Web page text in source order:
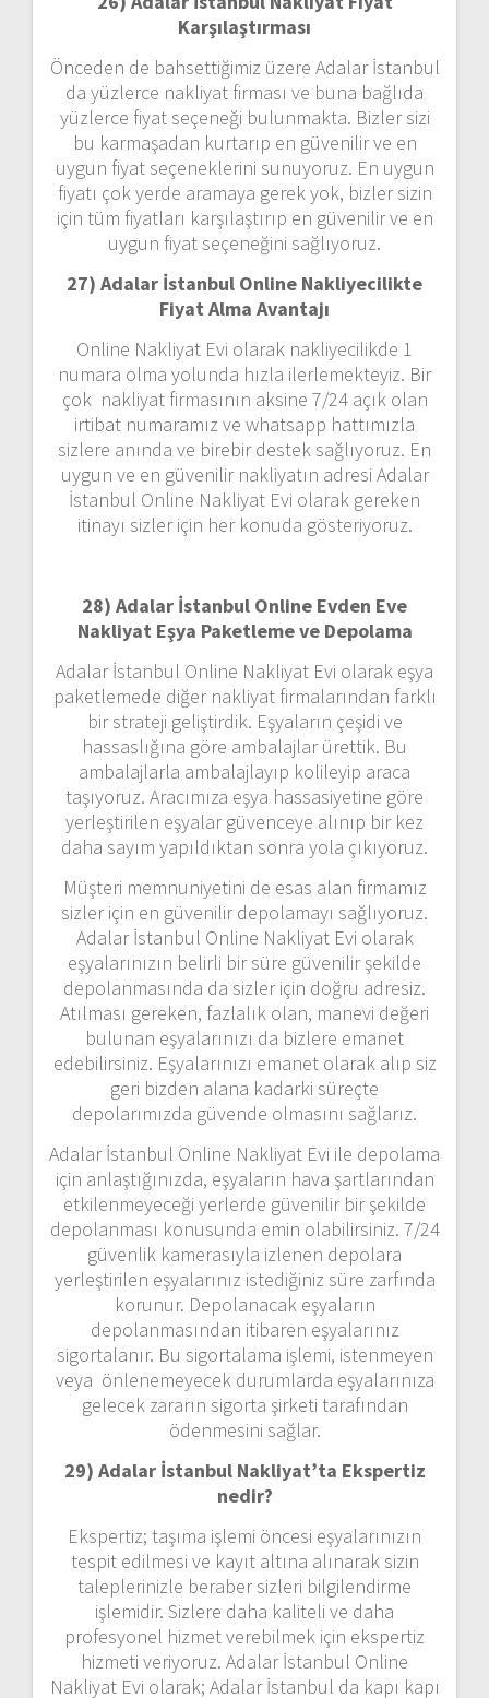
Karşılaştırması
Önceden de bahsettiğimiz üzere Adalar İstanbul
da yüzlerce nakliyat firması ve buna bağlıda
yüzlerce fiyat seçeneği bulunmakta. Bizler sizi
bu karmaşadan kurtarıp en güvenilir ve en
uygun fiyat seçeneklerini sunuyoruz. En uygun
fiyatı çok yerde aramaya gerek yok, bizler sizin
için tüm fiyatları karşılaştırıp en güvenilir ve en
uygun fiyat seçeneğini sağlıyoruz.
27) Adalar İstanbul Online Nakliyecilikte
Fiyat Alma Avantajı
Online Nakliyat Evi olarak nakliyecilikde 1
numara olma yolunda hızla ilerlemekteyiz. Bir
çok nakliyat firmasının aksine 7/24 açık olan
irtibat numaramız ve whatsapp hattımızla
sizlere anında ve birebir destek sağlıyoruz. En
uygun ve en güvenilir nakliyatın adresi Adalar
İstanbul Online Nakliyat Evi olarak gereken
itinayı sizler için her konuda gösteriyoruz.
28) Adalar İstanbul Online Evden Eve
Nakliyat Eşya Paketleme ve Depolama
Adalar İstanbul Online Nakliyat Evi olarak eşya
paketlemede diğer nakliyat firmalarından farklı
bir strateji geliştirdik. Eşyaların çeşidi ve
hassaslığına göre ambalajlar ürettik. Bu
ambalajlarla ambalajlayıp kolileyip araca
taşıyoruz. Aracımıza eşya hassasiyetine göre
yerleştirilen eşyalar güvenceye alınıp bir kez
daha sayım yapıldıktan sonra yola çıkıyoruz.
Müşteri memnuniyetini de esas alan firmamız
sizler için en güvenilir depolamayı sağlıyoruz.
Adalar İstanbul Online Nakliyat Evi olarak
eşyalarınızın belirli bir süre güvenilir şekilde
depolanmasında da sizler için doğru adresiz.
Atılması gereken, fazlalık olan, manevi değeri
bulunan eşyalarınızı da bizlere emanet
edebilirsiniz. Eşyalarınızı emanet olarak alıp siz
geri bizden alana kadarki süreçte
depolarımızda güvende olmasını sağlarız.
Adalar İstanbul Online Nakliyat Evi ile depolama
için anlaştığınızda, eşyaların hava şartlarından
etkilenmeyeceği yerlerde güvenilir bir şekilde
depolanması konusunda emin olabilirsiniz. 7/24
güvenlik kamerasıyla izlenen depolara
yerleştirilen eşyalarınız istediğiniz süre zarfında
korunur. Depolanacak eşyaların
depolanmasından itibaren eşyalarınız
sigortalanır. Bu sigortalama işlemi, istenmeyen
veya önlenemeyecek durumlarda eşyalarınıza
gelecek zararın sigorta şirketi tarafından
ödenmesini sağlar.
29) Adalar İstanbul Nakliyat’ta Ekspertiz
nedir?
Ekspertiz; taşıma işlemi öncesi eşyalarınızın
tespit edilmesi ve kayıt altına alınarak sizin
taleplerinizle beraber sizleri bilgilendirme
işlemidir. Sizlere daha kaliteli ve daha
profesyonel hizmet verebilmek için ekspertiz
hizmeti veriyoruz. Adalar İstanbul Online
Nakliyat Evi olarak; Adalar İstanbul da kapı kapı